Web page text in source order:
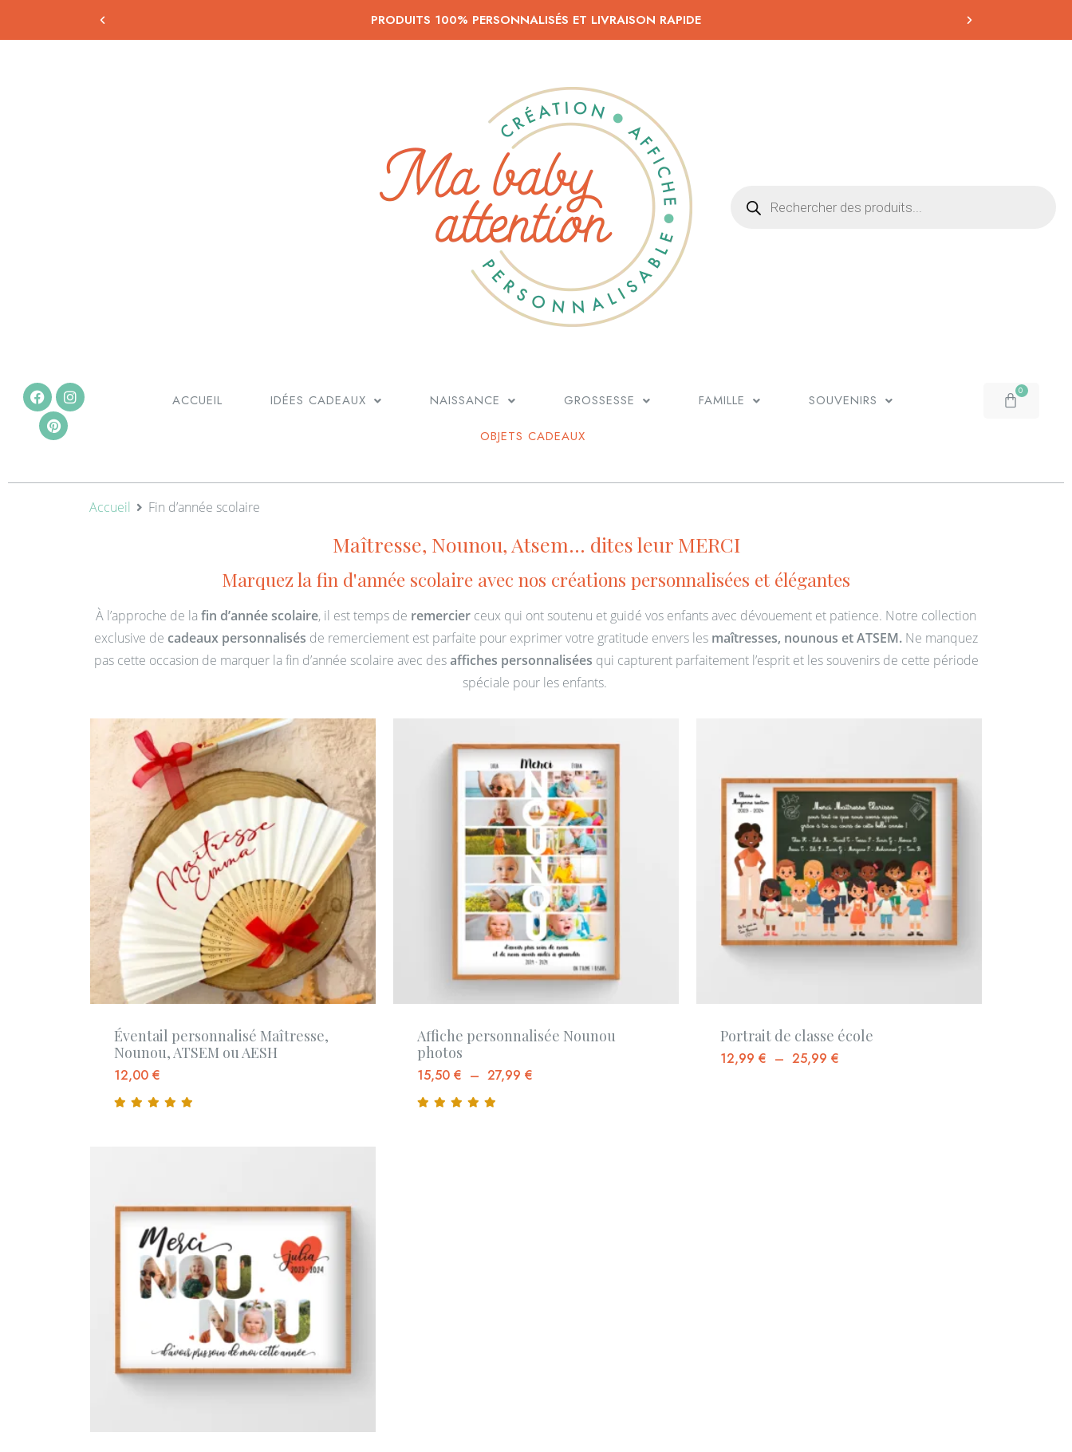
PRODUITS 100% PERSONNALISÉS ET LIVRAISON RAPIDE
ACCUEIL IDÉES CADEAUX NAISSANCE GROSSESSE FAMILLE SOUVENIRS
OBJETS CADEAUX
Accueil Fin d’année scolaire
Maîtresse, Nounou, Atsem... dites leur MERCI
Marquez la fin d'année scolaire avec nos créations personnalisées et élégantes
À l’approche de la fin d’année scolaire, il est temps de remercier ceux qui ont soutenu et guidé vos enfants avec dévouement et patience. Notre collection
exclusive de cadeaux personnalisés de remerciement est parfaite pour exprimer votre gratitude envers les maîtresses, nounous et ATSEM. Ne manquez
pas cette occasion de marquer la fin d’année scolaire avec desaffiches personnalisées qui capturent parfaitement l’esprit et les souvenirs de cette période
spéciale pour les enfants.
Éventail personnalisé Maîtresse,
Nounou, ATSEM ou AESH
12,00 €
Affiche personnalisée Nounou
photos
15,50 € – 27,99 €
Portrait de classe école
12,99 € – 25,99 €